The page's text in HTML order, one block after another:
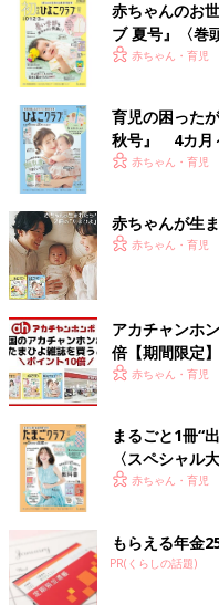
赤ちゃんのお
ブ 夏号』〈巻
く！ おっぱい
赤ちゃん・育児
育児の困った
秋号』 4カ月
いっぱい！
赤ちゃん・育児
赤ちゃんが生
赤ちゃん・育児
アカチャンホ
倍【期間限定】
赤ちゃん・育児
まるごと1冊“
〈スペシャル
赤ちゃん・育児
もらえる年金
PR(くらしの話題)